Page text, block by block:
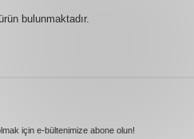
bulunmaktadır.
için e-bültenimize abone olun!